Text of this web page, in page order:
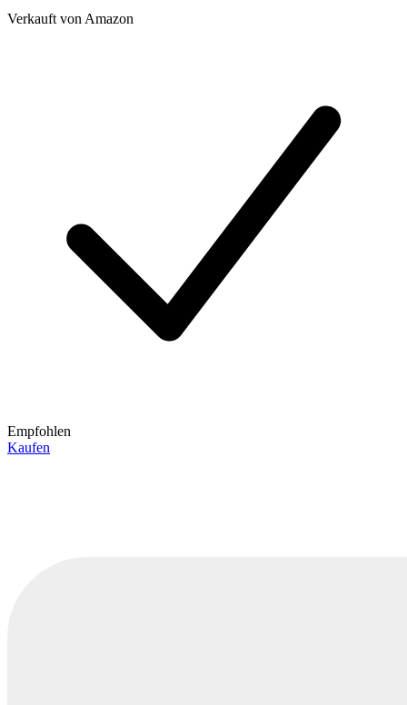
Verkauft von Amazon
Empfohlen
Kaufen